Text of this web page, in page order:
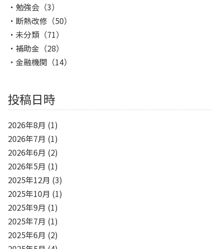
勉強会 （3）
断熱改修 （50）
未分類 （71）
補助金 （28）
金融機関 （14）
投稿日時
2026年8月 (1)
2026年7月 (1)
2026年6月 (2)
2026年5月 (1)
2025年12月 (3)
2025年10月 (1)
2025年9月 (1)
2025年7月 (1)
2025年6月 (2)